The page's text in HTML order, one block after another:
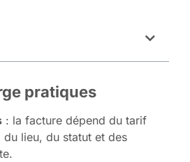
pratiques
: la facture dépend du tarif
du lieu, du statut et des